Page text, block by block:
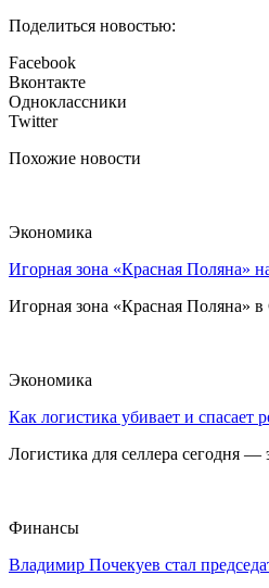
Поделиться новостью:
Facebook
Вконтакте
Одноклассники
Twitter
Похожие новости
Экономика
Игорная зона «Красная Поляна»
Игорная зона «Красная Поляна»
Экономика
Как логистика убивает и спасает
Логистика для селлера сегодня
Финансы
Владимир Почекуев стал